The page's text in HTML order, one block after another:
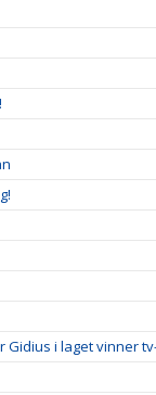
Gidius i laget vinner